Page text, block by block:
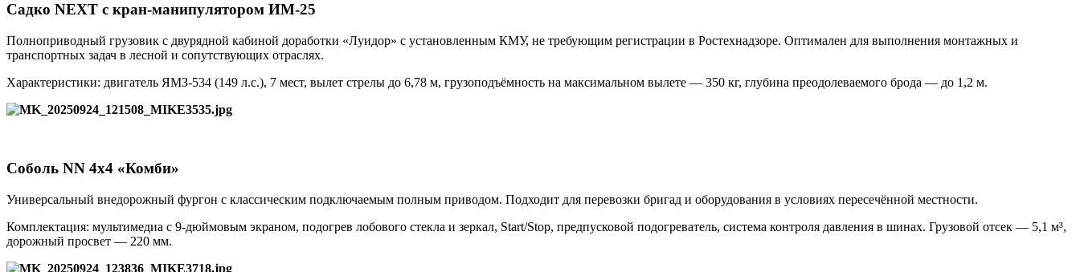
Садко NEXT с кран-манипулятором ИМ-25
Полноприводный грузовик с двурядной кабиной доработки «Луидор» с установленным КМУ, не требующим регистрации в Ростехнадзоре. Оптимален для выполнения монтажных и
транспортных задач в лесной и сопутствующих отраслях.
Характеристики: двигатель ЯМЗ-534 (149 л.с.), 7 мест, вылет стрелы до 6,78 м, грузоподъёмность на максимальном вылете — 350 кг, глубина преодолеваемого брода — до 1,2 м.
Соболь NN 4x4 «Комби»
Универсальный внедорожный фургон с классическим подключаемым полным приводом. Подходит для перевозки бригад и оборудования в условиях пересечённой местности.
Комплектация: мультимедиа с 9-дюймовым экраном, подогрев лобового стекла и зеркал, Start/Stop, предпусковой подогреватель, система контроля давления в шинах. Грузовой отсек — 5,1 м³,
дорожный просвет — 220 мм.